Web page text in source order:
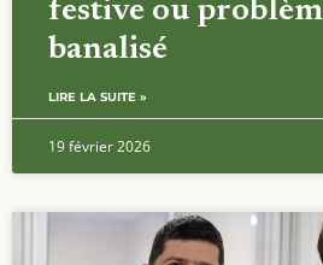
festive ou
banalisé
LIRE LA SUITE »
19 février 2026